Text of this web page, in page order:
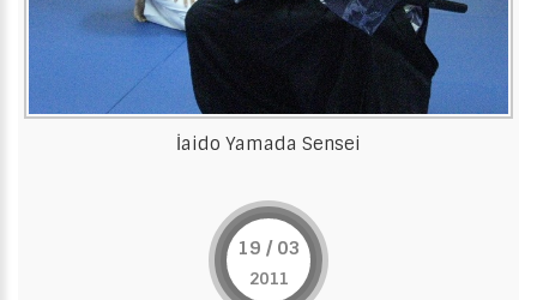
İaido Yamada Sensei
19 / 03
2011